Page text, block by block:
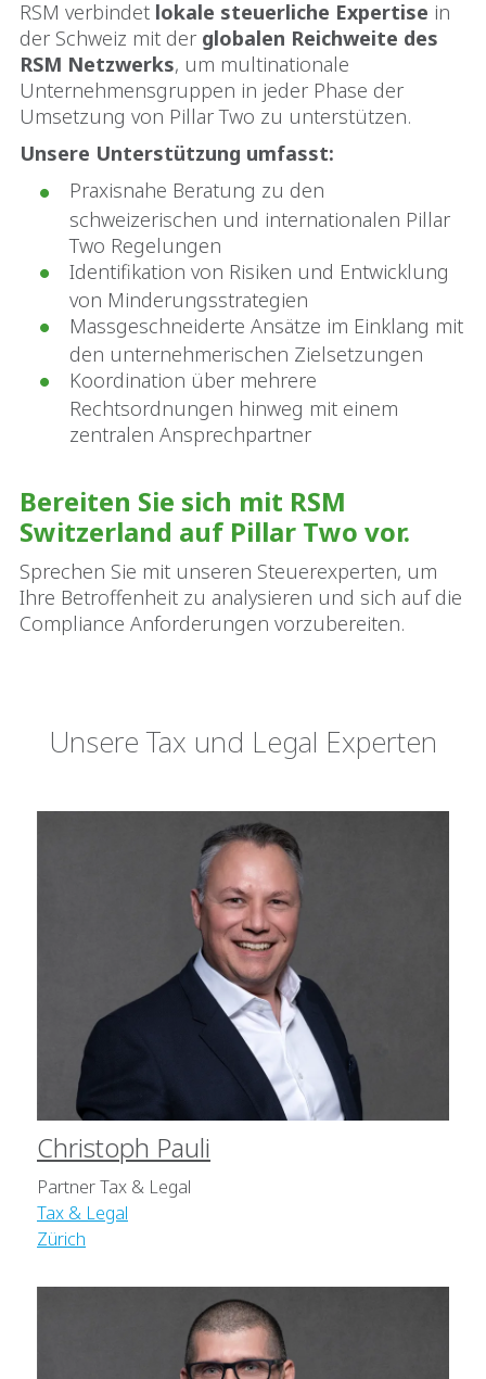
RSM verbindet lokale steuerliche Expertise in
der Schweiz mit der globalen Reichweite des
RSM Netzwerks, um multinationale
Unternehmensgruppen in jeder Phase der
Umsetzung von Pillar Two zu unterstützen.
Unsere Unterstützung umfasst:
Praxisnahe Beratung zu den
schweizerischen und internationalen Pillar
Two Regelungen
Identifikation von Risiken und Entwicklung
von Minderungsstrategien
Massgeschneiderte Ansätze im Einklang mit
den unternehmerischen Zielsetzungen
Koordination über mehrere
Rechtsordnungen hinweg mit einem
zentralen Ansprechpartner
Bereiten Sie sich mit RSM
Switzerland auf Pillar Two vor.
Sprechen Sie mit unseren Steuerexperten, um
Ihre Betroffenheit zu analysieren und sich auf die
Compliance Anforderungen vorzubereiten.
Unsere Tax und Legal Experten
Christoph Pauli
Partner Tax & Legal
Tax & Legal
Zürich